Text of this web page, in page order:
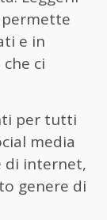
e in
ci
per tutti
media
di internet,
genere di